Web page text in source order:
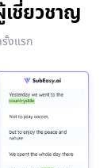
ชี่ยวชาญ
รั้งแรก